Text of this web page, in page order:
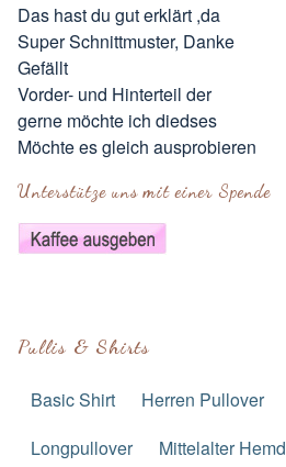
Das hast du gut erklärt ,da
Super Schnittmuster, Danke
Gefällt
Vorder- und Hinterteil der
gerne möchte ich diedses
Möchte es gleich ausprobieren
Unterstütze uns mit einer Spende
Pullis & Shirts
Basic Shirt Herren Pullover
Longpullover
Mittelalter Hemd